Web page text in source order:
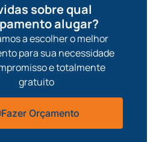
sobre qual
alugar?
a escolher o melhor
para sua necessidade
e totalmente
gratuito
Fazer Orçamento